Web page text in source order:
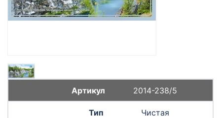
2014-238/5
Чистая